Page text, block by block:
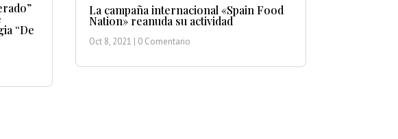
“De
La campaña internacional «Spain Food
Nation» reanuda su actividad
Oct 8, 2021 | 0 Comentario